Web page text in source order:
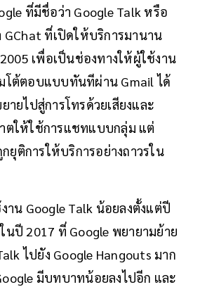
ที่มีชื่อว่า Google Talk หรือ
GChat ที่เปิดให้บริการมานาน
เพื่อเป็นช่องทางให้ผู้ใช้งาน
โต้ตอบแบบทันทีผ่าน Gmail ได้
ายไปสู่การโทรด้วยเสียงและ
ตให้ใช้การแชทแบบกลุ่ม แต่
ยุติการให้บริการอย่างถาวรใน
าน Google Talk น้อยลงตั้งแต่ปี
ปี 2017 ที่ Google พยายามย้าย
ไปยัง Google Hangouts มาก
มีบทบาทน้อยลงไปอีก และ